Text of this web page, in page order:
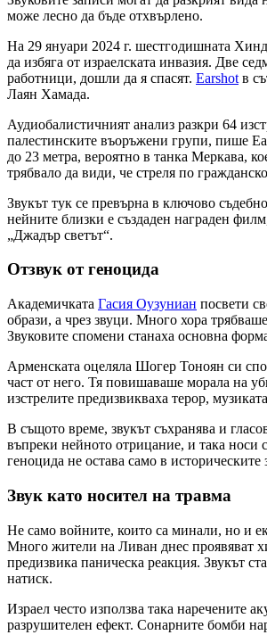
може лесно да бъде отхвърлено.
На 29 януари 2024 г. шестгодишната
да избяга от израелската инвазия. Две
работници, дошли да я спасят. Earshot в
Лаян Хамада.
Аудиобалистичният анализ разкри 64
палестинските въоръжени групи, пише
до 23 метра, вероятно в танка Меркава,
трябвало да види, че стреля по
Звукът тук се превърна в ключово
нейните близки е създаден награден
„Джадър светът“.
Отзвук от геноцида
Академичката Гасия Оузуниан посвети
образи, а чрез звуци. Много хора
Звуковите спомени станаха основна
Арменската оцеляла Шогер Тоноян си
част от него. Тя повишаваше морала на
изстрелите предизвикваха терор,
В същото време, звукът съхранява и
въпреки нейното отрицание, и така носи
геноцида не остава само в
Звук като носител на травма
Не само войните, които са минали, но и
Много жители на Ливан днес проявяват
предизвика паническа реакция. Звукът
натиск.
Израел често използва така наречените
разрушителен ефект. Сонарните бомби